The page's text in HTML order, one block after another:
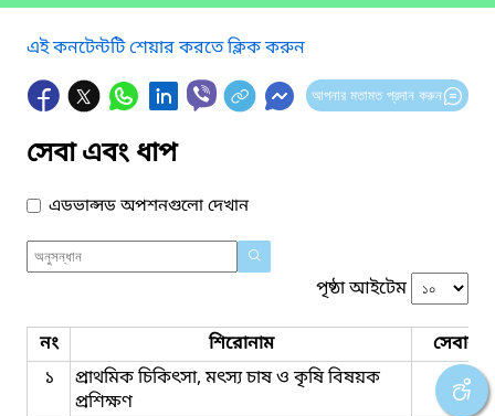
এই কনটেন্টটি শেয়ার করতে ক্লিক করুন
আপনার মতামত প্রদান করুন
সেবা এবং ধাপ
এডভান্সড অপশনগুলো দেখান
পৃষ্ঠা আইটেম
নং শিরোনাম
সেবার
১
প্রাথমিক চিকিৎসা, মৎস্য চাষ ও কৃষি বিষয়ক
প্রশিক্ষণ